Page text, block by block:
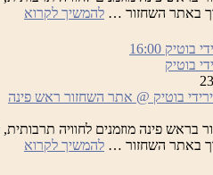
להמשיך לקרוא
בוטיק
בוטיק 16:00
בוטיק
להמשיך לקרוא